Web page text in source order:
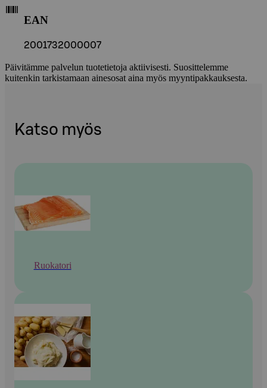
EAN
2001732000007
Päivitämme palvelun tuotetietoja aktiivisesti. Suosittelemme
kuitenkin tarkistamaan ainesosat aina myös myyntipakkauksesta.
Katso myös
Ruokatori